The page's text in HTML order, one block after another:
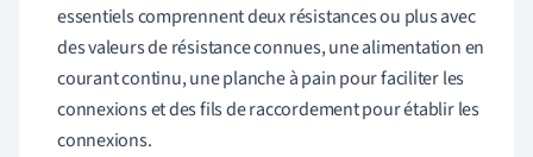
essentiels comprennent deux résistances ou plus avec
des valeurs de résistance connues, une alimentation en
courant continu, une planche à pain pour faciliter les
connexions et des fils de raccordement pour établir les
connexions.